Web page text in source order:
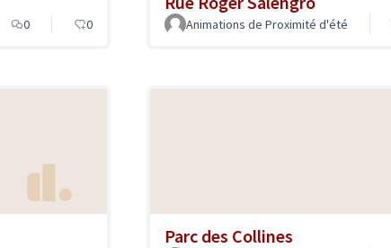
0 0 Animations de Proximité d'été
Parc des Collines